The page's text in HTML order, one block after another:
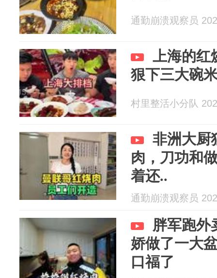
通勤崩溃观察员
上海的红
狠下三大碗
村里整活小分队
非洲大厨
肉，刀功和
着还..
通勤崩溃观察员
胖军跑外
娇做了一大
口福了